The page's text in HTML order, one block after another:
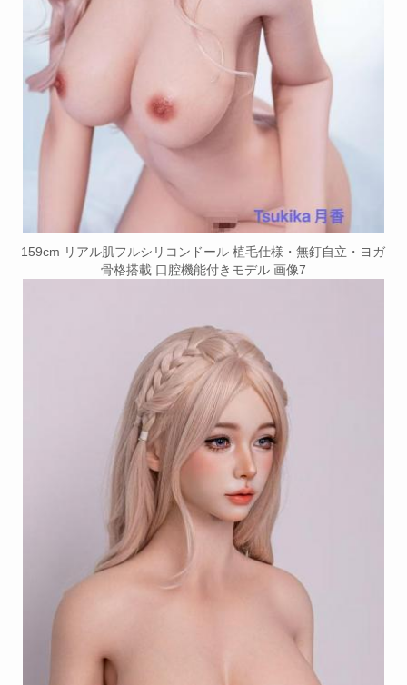
159cm リアル肌フルシリコンドール 植毛仕様・無釘自立・ヨガ
骨格搭載 口腔機能付きモデル 画像7